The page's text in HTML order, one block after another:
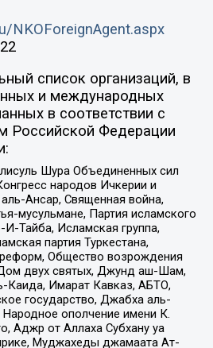
NKOForeignAgent.aspx
список организаций, в
и международных
в соответствии с
Российской Федерации
Шура Объединенных сил
народов Ичкерии и
Ансар, Священная война,
мусульмане, Партия исламского
Тайба, Исламская группа,
партия Туркестана,
Общество возрождения
двух святых, Джунд аш-Шам,
Каида, Имарат Кавказ, АБТО,
государство, Джабха аль-
ополчение имени К.
Аджр от Аллаха Субхану уа
Муджахеды джамаата Ат-